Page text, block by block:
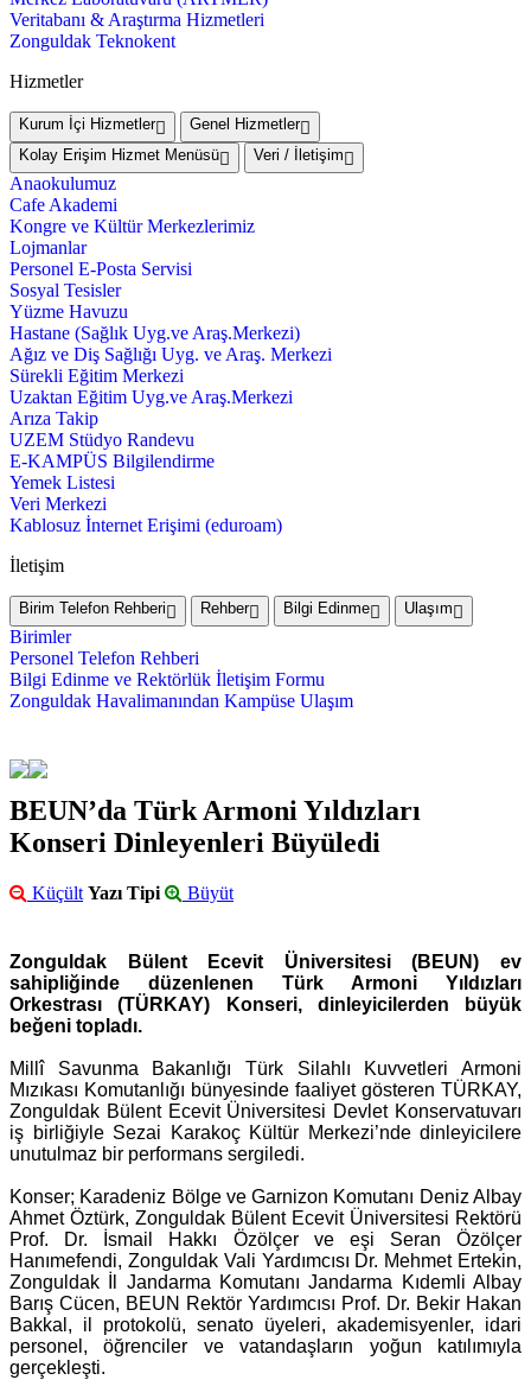
Veritabanı & Araştırma Hizmetleri
Zonguldak Teknokent
Hizmetler
Kurum İçi Hizmetler
Genel Hizmetler
Kolay Erişim Hizmet Menüsü
Veri / İletişim
Anaokulumuz
Cafe Akademi
Kongre ve Kültür Merkezlerimiz
Lojmanlar
Personel E-Posta Servisi
Sosyal Tesisler
Yüzme Havuzu
Hastane (Sağlık Uyg.ve Araş.Merkezi)
Ağız ve Diş Sağlığı Uyg. ve Araş. Merkezi
Sürekli Eğitim Merkezi
Uzaktan Eğitim Uyg.ve Araş.Merkezi
Arıza Takip
UZEM Stüdyo Randevu
E-KAMPÜS Bilgilendirme
Yemek Listesi
Veri Merkezi
Kablosuz İnternet Erişimi (eduroam)
İletişim
Birim Telefon Rehberi Rehber Bilgi Edinme Ulaşım
Birimler
Personel Telefon Rehberi
Bilgi Edinme ve Rektörlük İletişim Formu
Zonguldak Havalimanından Kampüse Ulaşım
BEUN’da Türk Armoni Yıldızları
Konseri Dinleyenleri Büyüledi
Küçült Yazı Tipi Büyüt
Zonguldak Bülent Ecevit Üniversitesi (BEUN) ev
sahipliğinde düzenlenen Türk Armoni Yıldızları
Orkestrası (TÜRKAY) Konseri, dinleyicilerden büyük
beğeni topladı.
Millî Savunma Bakanlığı Türk Silahlı Kuvvetleri Armoni
Mızıkası Komutanlığı bünyesinde faaliyet gösteren TÜRKAY,
Zonguldak Bülent Ecevit Üniversitesi Devlet Konservatuvarı
iş birliğiyle Sezai Karakoç Kültür Merkezi’nde dinleyicilere
unutulmaz bir performans sergiledi.
Konser; Karadeniz Bölge ve Garnizon Komutanı Deniz Albay
Ahmet Öztürk, Zonguldak Bülent Ecevit Üniversitesi Rektörü
Prof. Dr. İsmail Hakkı Özölçer ve eşi Seran Özölçer
Hanımefendi, Zonguldak Vali Yardımcısı Dr. Mehmet Ertekin,
Zonguldak İl Jandarma Komutanı Jandarma Kıdemli Albay
Barış Cücen, BEUN Rektör Yardımcısı Prof. Dr. Bekir Hakan
Bakkal, il protokolü, senato üyeleri, akademisyenler, idari
personel, öğrenciler ve vatandaşların yoğun katılımıyla
gerçekleşti.